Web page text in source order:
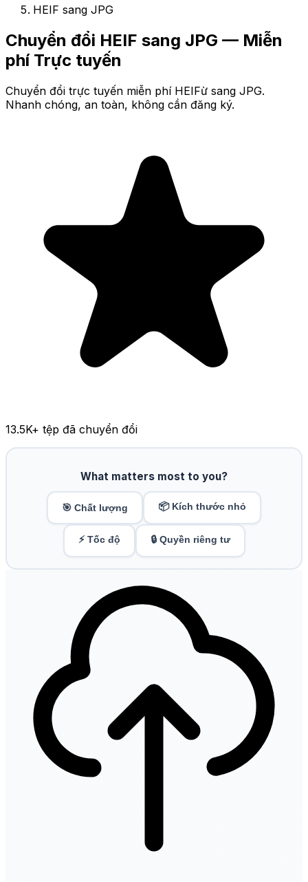
HEIF sang JPG
Chuyển đổi HEIF sang JPG — Miễn
phí Trực tuyến
Chuyển đổi trực tuyến miễn phí HEIFừ sang JPG.
Nhanh chóng, an toàn, không cần đăng ký.
13.5K+ tệp đã chuyển đổi
What matters most to you?
🎯 Chất lượng 📦 Kích thước nhỏ
⚡ Tốc độ 🔒 Quyền riêng tư